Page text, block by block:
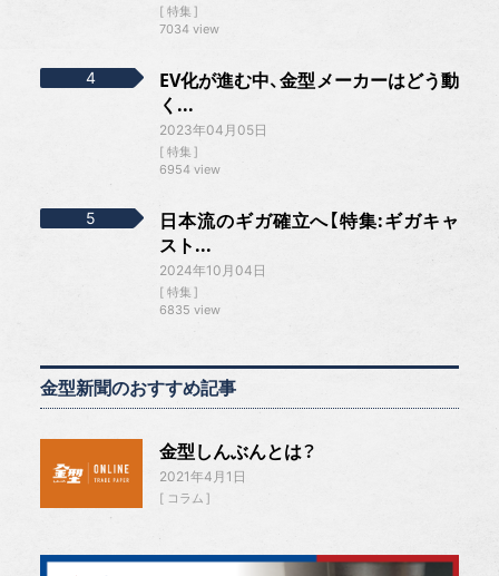
特集
7034 view
EV化が進む中、金型メーカーはどう動
く...
2023年04月05日
特集
6954 view
日本流のギガ確立へ【特集:ギガキャ
スト...
2024年10月04日
特集
6835 view
金型新聞のおすすめ記事
金型しんぶんとは？
2021年4月1日
コラム